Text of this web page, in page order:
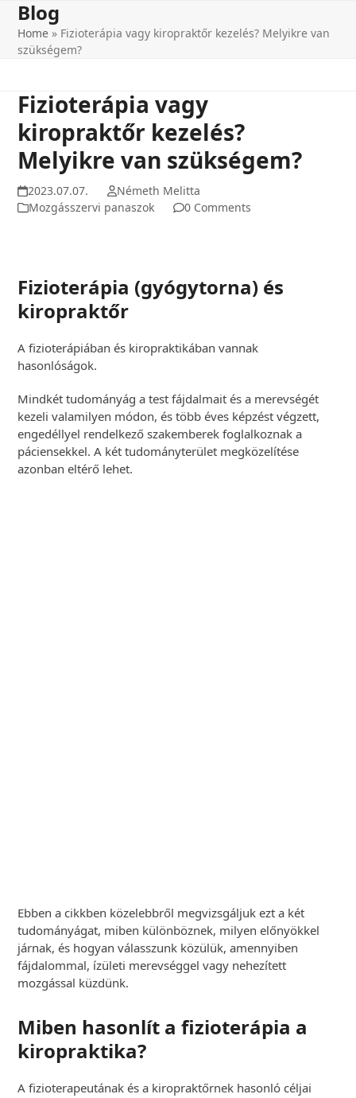
Skip
content
Blog
Home » Fizioterápia vagy kiropraktőr kezelés? Melyikre van
szükségem?
Fizioterápia vagy
kiropraktőr kezelés?
Melyikre van szükségem?
2023.07.07.
Németh Melitta
Mozgásszervi panaszok
0 Comments
Fizioterápia (gyógytorna) és
kiropraktőr
A fizioterápiában és kiropraktikában vannak
hasonlóságok.
Mindkét tudományág a test fájdalmait és a merevségét
kezeli valamilyen módon, és több éves képzést végzett,
engedéllyel rendelkező szakemberek foglalkoznak a
páciensekkel. A két tudományterület megközelítése
azonban eltérő lehet.
Ebben a cikkben közelebbről megvizsgáljuk ezt a két
tudományágat, miben különböznek, milyen előnyökkel
járnak, és hogyan válasszunk közülük, amennyiben
fájdalommal, ízületi merevséggel vagy nehezített
mozgással küzdünk.
Miben hasonlít a fizioterápia a
kiropraktika?
A fizioterapeutának és a kiropraktőrnek hasonló céljai